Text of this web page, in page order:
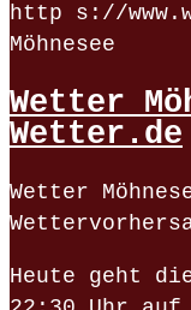
http s://
Möhnesee
Wetter
Wetter.de
Wetter
Heute geht